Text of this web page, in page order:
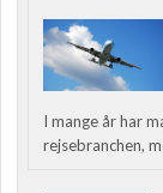
I mange år har
rejsebranchen,